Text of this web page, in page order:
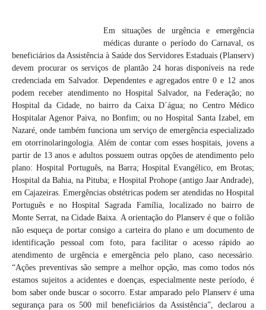
Em situações de urgência e emergência
médicas durante o período do Carnaval, os
beneficiários da Assistência à Saúde dos Servidores Estaduais (Planserv)
devem procurar os serviços de plantão 24 horas disponíveis na rede
credenciada em Salvador. Dependentes e agregados entre 0 e 12 anos
podem receber atendimento no Hospital Salvador, na Federação; no
Hospital da Cidade, no bairro da Caixa D´água; no Centro Médico
Hospitalar Agenor Paiva, no Bonfim; ou no Hospital Santa Izabel, em
Nazaré, onde também funciona um serviço de emergência especializado
em otorrinolaringologia. Além de contar com esses hospitais, jovens a
partir de 13 anos e adultos possuem outras opções de atendimento pelo
plano: Hospital Português, na Barra; Hospital Evangélico, em Brotas;
Hospital da Bahia, na Pituba; e Hospital Prohope (antigo Jaar Andrade),
em Cajazeiras. Emergências obstétricas podem ser atendidas no Hospital
Português e no Hospital Sagrada Família, localizado no bairro de
Monte Serrat, na Cidade Baixa. A orientação do Planserv é que o folião
não esqueça de portar consigo a carteira do plano e um documento de
identificação pessoal com foto, para facilitar o acesso rápido ao
atendimento de urgência e emergência pelo plano, caso necessário.
“Ações preventivas são sempre a melhor opção, mas como todos nós
estamos sujeitos a acidentes e doenças, especialmente neste período, é
bom saber onde buscar o socorro. Estar amparado pelo Planserv é uma
segurança para os 500 mil beneficiários da Assistência”, declarou a